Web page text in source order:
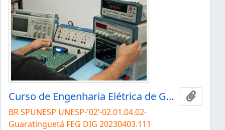
Curso de Engenharia Elétrica de Guaratinguetá
Ajouter
BR SPUNESP UNESP-'02’-02.01.04.02-
Guaratinguetá FEG DIG 20230403.111